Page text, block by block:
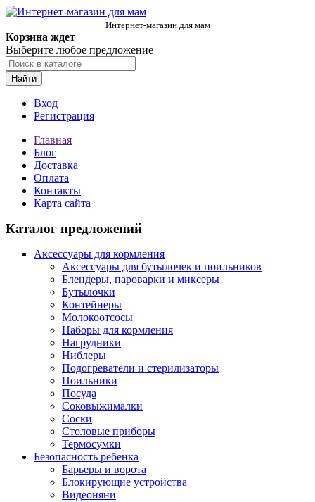
Интернет-магазин для мам
Корзина ждет
Выберите любое предложение
Найти
Вход
Регистрация
Главная
Блог
Доставка
Оплата
Контакты
Карта сайта
Каталог предложений
Аксессуары для кормления
Аксессуары для бутылочек и поильников
Блендеры, пароварки и миксеры
Бутылочки
Контейнеры
Молокоотсосы
Наборы для кормления
Нагрудники
Ниблеры
Подогреватели и стерилизаторы
Поильники
Посуда
Соковыжималки
Соски
Столовые приборы
Термосумки
Безопасность ребенка
Барьеры и ворота
Блокирующие устройства
Видеоняни